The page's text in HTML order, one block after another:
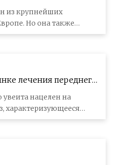
из крупнейших
также
природными
лечения переднего
нацелен на
характеризующееся
глаз